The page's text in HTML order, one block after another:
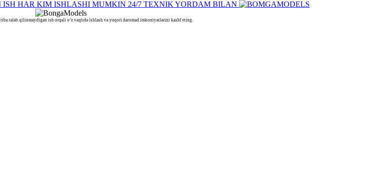
talab qilinmaydigan ish orqali o‘z vaqtida ishlash va yuqori daromad imkoniyatlarini kashf eting.